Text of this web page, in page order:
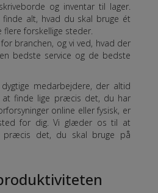
og inventar til lager.
alt, hvad du skal bruge ét
forskellige steder.
branchen, og vi ved, hvad der
bedste service og de bedste
medarbejdere, der altid
finde lige præcis det, du har
online eller fysisk, er
for dig. Vi glæder os til at
det, du skal bruge på